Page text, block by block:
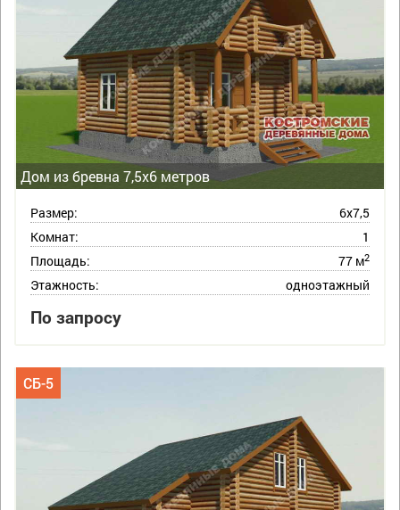
Дом из бревна 7,5х6 метров
Размер:
6х7,5
Комнат:
1
Площадь:
77 м2
Этажность: одноэтажный
По запросу
СБ-5